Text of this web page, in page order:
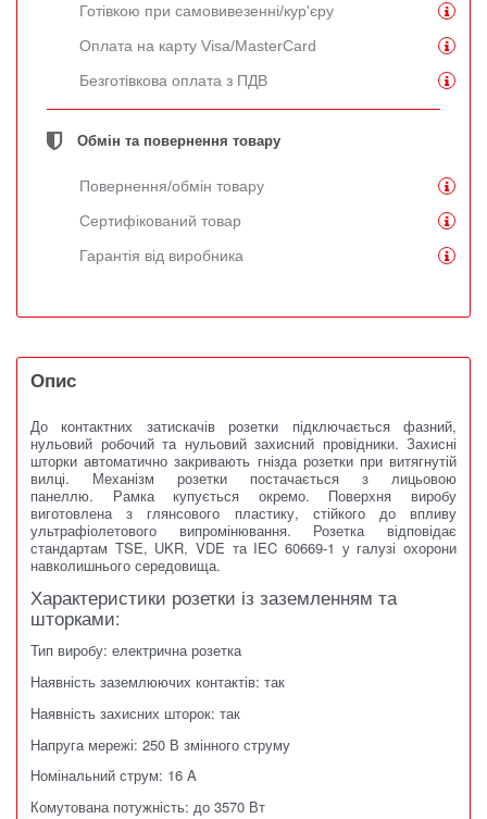
Готівкою при самовивезенні/кур'єру
Оплата на карту Visa/MasterCard
Безготівкова оплата з ПДВ
Обмін та повернення товару
Повернення/обмін товару
Сертифікований товар
Гарантія від виробника
Опис
До контактних затискачів розетки підключається фазний,
нульовий робочий та нульовий захисний провідники. Захисні
шторки автоматично закривають гнізда розетки при витягнутій
вилці. Механізм розетки постачається з лицьовою
панеллю. Рамка купується окремо. Поверхня виробу
виготовлена ​​з глянсового пластику, стійкого до впливу
ультрафіолетового випромінювання. Розетка відповідає
стандартам TSE, UKR, VDE та IEC 60669-1 у галузі охорони
навколишнього середовища.
Характеристики розетки із заземленням та
шторками:
Тип виробу: електрична розетка
Наявність заземлюючих контактів: так
Наявність захисних шторок: так
Напруга мережі: 250 В змінного струму
Номінальний струм: 16 A
Комутована потужність: до 3570 Вт